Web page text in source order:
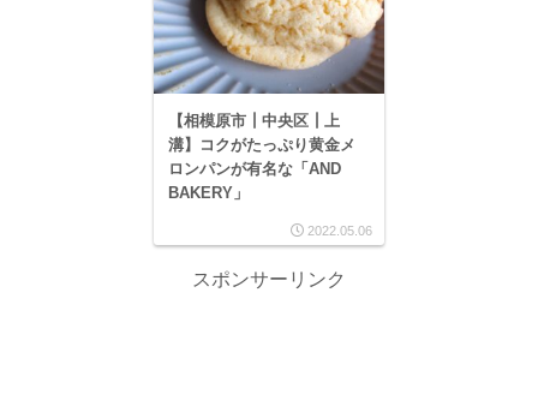
【相模原市┃中央区┃上
溝】コクがたっぷり黄金メ
ロンパンが有名な「AND
BAKERY」
2022.05.06
スポンサーリンク